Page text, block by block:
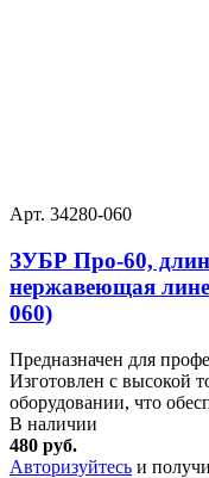
Арт. 34280-060
ЗУБР Про-60,
нержавеющая
060)
Предназначен для
Изготовлен с высокой
оборудовании, что
В наличии
480 руб.
Авторизуйтесь и